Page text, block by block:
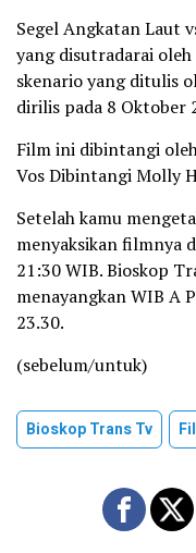
Segel Angkatan Laut
yang disutradarai
skenario yang ditulis
dirilis pada 8 Oktober
Film ini dibintangi
Vos Dibintangi Molly
Setelah kamu
menyaksikan filmnya
21:30 WIB. Bioskop
menayangkan WIB A
23.30.
(sebelum/untuk)
Bioskop Trans Tv